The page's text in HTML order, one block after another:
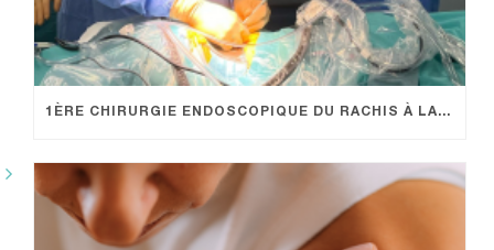
1ÈRE CHIRURGIE ENDOSCOPIQUE DU RACHIS À LA POLYCLINIQUE SAINT GEORGE : UN NOUVELLE OFFRE DE SOIN PROMETTEUSE POUR LES PATIENTS !